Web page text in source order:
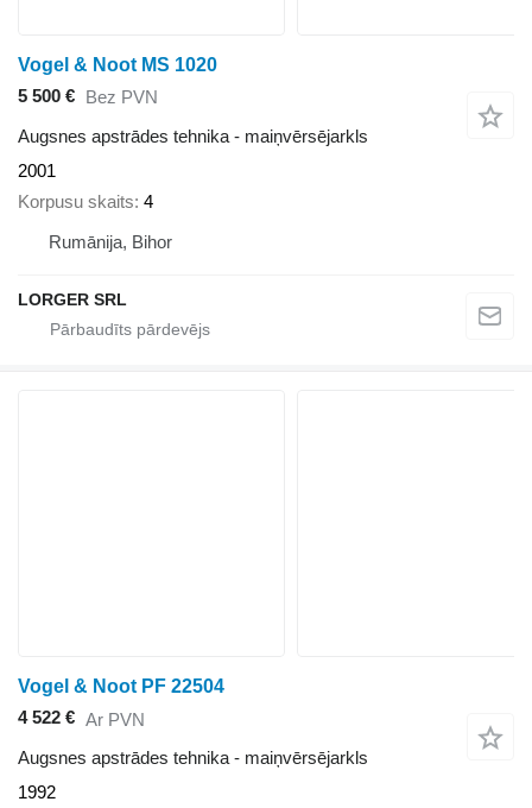
Vogel & Noot MS 1020
5 500 € Bez PVN
Augsnes apstrādes tehnika - maiņvērsējarkls
2001
Korpusu skaits 4
Rumānija, Bihor
LORGER SRL
Vogel & Noot PF 22504
4 522 € Ar PVN
Augsnes apstrādes tehnika - maiņvērsējarkls
1992